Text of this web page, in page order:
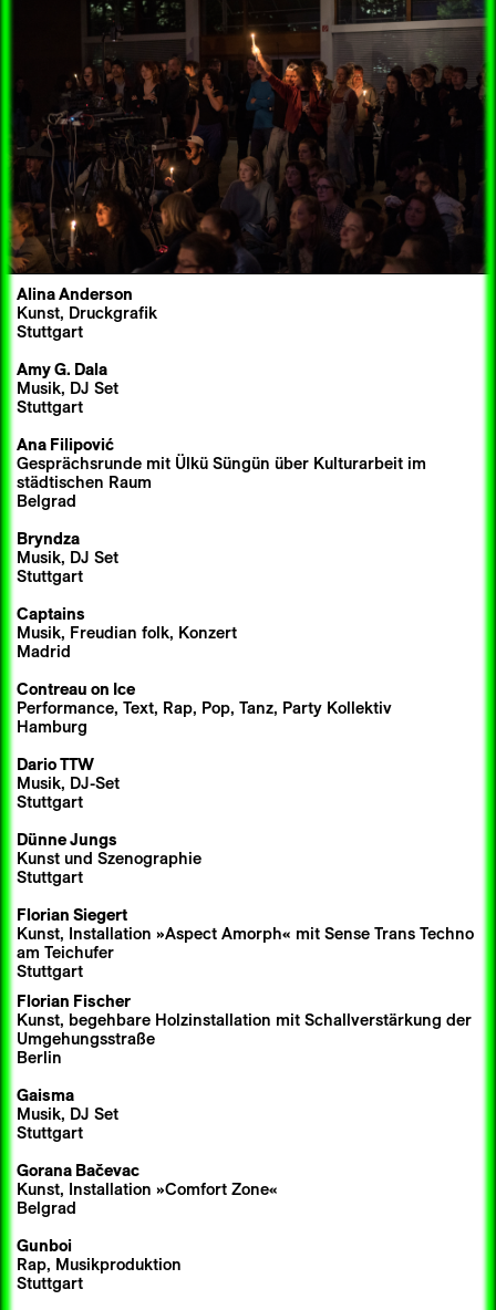
Alina Anderson
Kunst, Druckgrafik
Stuttgart
Amy G. Dala
Musik, DJ Set
Stuttgart
Ana Filipović
Gesprächsrunde mit Ülkü Süngün über Kulturarbeit im
städtischen Raum
Belgrad
Bryndza
Musik, DJ Set
Stuttgart
Captains
Musik, Freudian folk, Konzert
Madrid
Contreau on Ice
Performance, Text, Rap, Pop, Tanz, Party Kollektiv
Hamburg
Dario TTW
Musik, DJ-Set
Stuttgart
Dünne Jungs
Kunst und Szenographie
Stuttgart
Florian Siegert
Kunst, Installation »Aspect Amorph« mit Sense Trans Techno
am Teichufer
Stuttgart
Florian Fischer
Kunst, begehbare Holzinstallation mit Schallverstärkung der
Umgehungsstraße
Berlin
Gaisma
Musik, DJ Set
Stuttgart
Gorana Bačevac
Kunst, Installation »Comfort Zone«
Belgrad
Gunboi
Rap, Musikproduktion
Stuttgart